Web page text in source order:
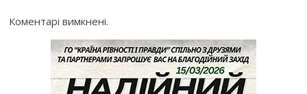
Коментарі вимкнені.